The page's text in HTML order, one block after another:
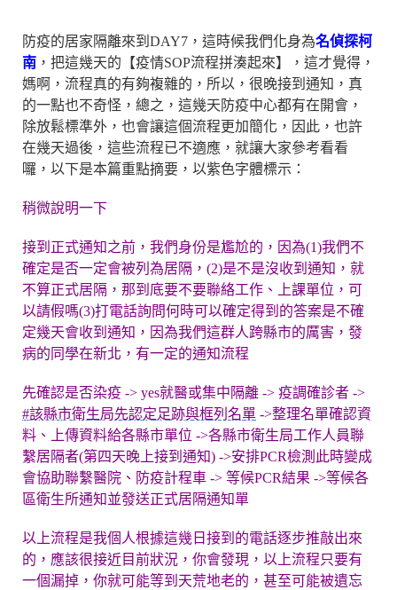
防疫的居家隔離來到DAY7，這時候我們化身為名偵探柯
南 ，把這幾天的【疫情SOP流程拼湊起來】，這才覺得，
媽啊，流程真的有夠複雜的，所以，很晚接到通知，真
的一點也不奇怪，總之，這幾天防疫中心都有在開會，
除放鬆標準外，也會讓這個流程更加簡化，因此，也許
在幾天過後，這些流程已不適應，就讓大家參考看看
囉，以下是本篇重點摘要，以紫色字體標示：
稍微說明一下
接到正式通知之前，我們身份是尷尬的，因為(1)我們不
確定是否一定會被列為居隔，(2)是不是沒收到通知，就
不算正式居隔，那到底要不要聯絡工作、上課單位，可
以請假嗎(3)打電話詢問何時可以確定得到的答案是不確
定幾天會收到通知，因為我們這群人跨縣市的厲害，發
病的同學在新北，有一定的通知流程
先確認是否染疫 -> yes就醫或集中隔離 -> 疫調確診者 ->
#該縣市衛生局先認定足跡與框列名單 ->整理名單確認資
料、上傳資料給各縣市單位 ->各縣市衛生局工作人員聯
繫居隔者(第四天晚上接到通知) ->安排PCR檢測此時變成
會協助聯繫醫院、防疫計程車 -> 等候PCR結果 ->等候各
區衛生所通知並發送正式居隔通知單
以上流程是我個人根據這幾日接到的電話逐步推敲出來
的，應該很接近目前狀況，你會發現，以上流程只要有
一個漏掉，你就可能等到天荒地老的，甚至可能被遺忘